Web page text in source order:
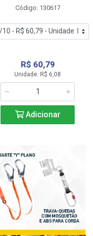
Código: 130617
R$ 60,79
Unidade: R$ 6,08
Adicionar